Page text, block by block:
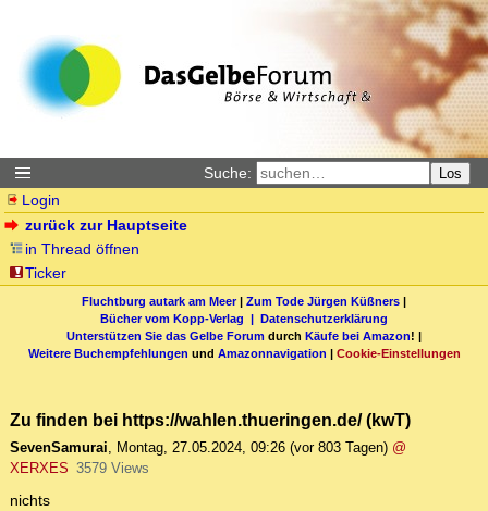
Suche: Los
Login
zurück zur Hauptseite
in Thread öffnen
Ticker
Fluchtburg autark am Meer| Zum Tode Jürgen Küßners |
Bücher vom Kopp-Verlag | Datenschutzerklärung
Unterstützen Sie das Gelbe Forum durch Käufe bei Amazon! |
Weitere Buchempfehlungen und Amazonnavigation | Cookie-Einstellungen
Zu finden bei https://wahlen.thueringen.de/ (kwT)
SevenSamurai, Montag, 27.05.2024, 09:26 (vor 803 Tagen) @
XERXES 3579 Views
nichts